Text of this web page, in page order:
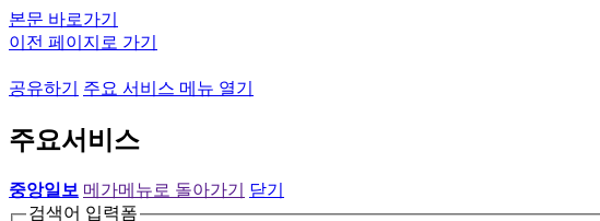
본문 바로가기
이전 페이지로 가기
공유하기 주요 서비스 메뉴 열기
주요서비스
중앙일보 메가메뉴로 돌아가기
닫기
검색어 입력폼